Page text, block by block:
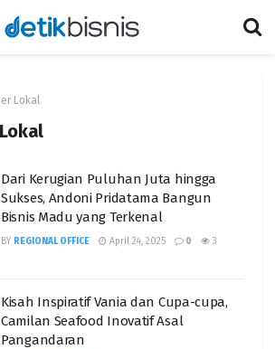
Lokal
Dari Kerugian Puluhan Juta hingga
Sukses, Andoni Pridatama Bangun
Bisnis Madu yang Terkenal
BY REGIONAL OFFICE April 24, 2025 0 3
Kisah Inspiratif Vania dan Cupa-cupa,
Camilan Seafood Inovatif Asal
Pangandaran